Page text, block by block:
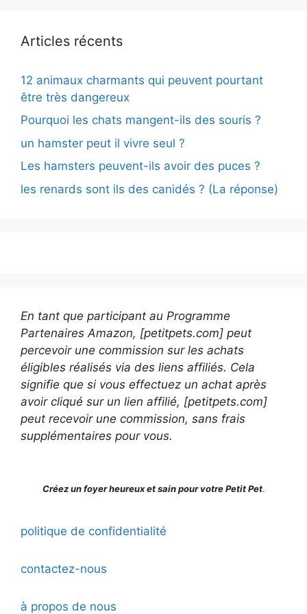
Articles récents
12 animaux charmants qui peuvent pourtant
être très dangereux
Pourquoi les chats mangent-ils des souris ?
un hamster peut il vivre seul ?
Les hamsters peuvent-ils avoir des puces ?
les renards sont ils des canidés ? (La réponse)
En tant que participant au Programme
Partenaires Amazon, [petitpets.com] peut
percevoir une commission sur les achats
éligibles réalisés via des liens affiliés. Cela
signifie que si vous effectuez un achat après
avoir cliqué sur un lien affilié, [petitpets.com]
peut recevoir une commission, sans frais
supplémentaires pour vous.
Créez un foyer heureux et sain pour votre Petit Pet.
politique de confidentialité
contactez-nous
à propos de nous